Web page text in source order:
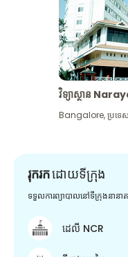
វិទ្យាស្ថាន
Bangalore,ប្រទេ
រុករកដោយទីក្រុង
ទទួលការព្យាបាលនៅទីក្រុងនាន
ដេលី NCR